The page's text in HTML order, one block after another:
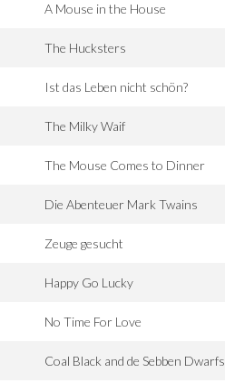
A Mouse in the House
The Hucksters
Ist das Leben nicht schön?
The Milky Waif
The Mouse Comes to Dinner
Die Abenteuer Mark Twains
Zeuge gesucht
Happy Go Lucky
No Time For Love
Coal Black and de Sebben Dwarfs